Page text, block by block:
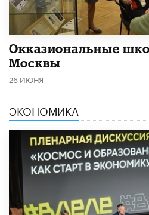
​Окказиональные
Москвы
26 ИЮНЯ
ЭКОНОМИКА